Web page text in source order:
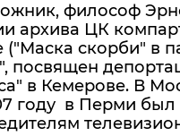
философ
архива ЦК
скорби" в
посвящен
в Кемерове. В
году в Перми был